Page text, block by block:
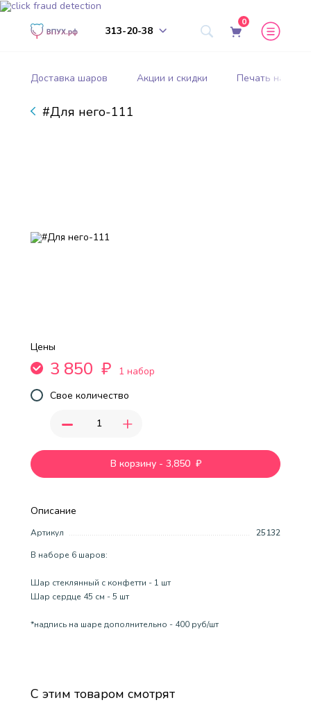
313-20-38
0
Доставка шаров Акции и скидки Печать на
#Для него-111
Описание
Артикул
25132
В наборе 6 шаров:
Шар стеклянный с конфетти - 1 шт
Шар сердце 45 см - 5 шт
*надпись на шаре дополнительно - 400 руб/шт
Цены
3 850 ₽
1 набор
Свое количество
- +
В корзину - 3,850 ₽
С этим товаром смотрят